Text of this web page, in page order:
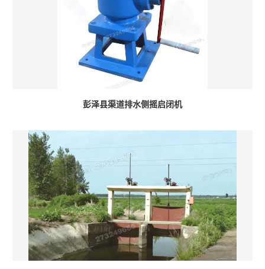
彭泽县渠道排水侧摇启闭机